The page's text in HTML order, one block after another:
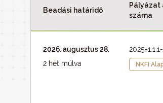
Beadási határidő
Pályázat
száma
2026. augusztus 28.
2 hét múlva
2025-
NKFI